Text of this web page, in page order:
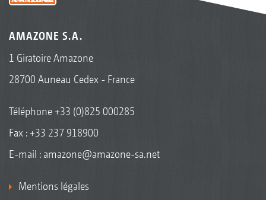
AMAZONE S.A.
1 Giratoire Amazone
28700 Auneau Cedex - France
Téléphone+33 (0)825 000285
Fax : +33 237 918900
E-mail : amazone@amazone-sa.net
Mentions légales